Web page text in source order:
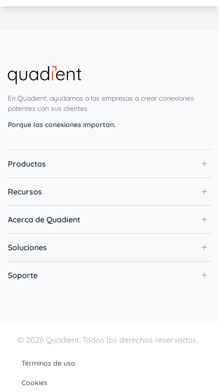
En Quadient, ayudamos a las empresas a crear conexiones
potentes con sus clientes.
Porque las conexiones importan.
Productos
Recursos
Acerca de Quadient
Soluciones
Soporte
© 2026 Quadient. Todos los derechos reservados.
Términos de uso
Cookies